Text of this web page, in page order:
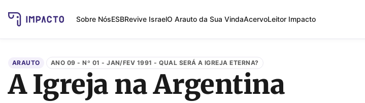
Sobre NósESBRevive IsraelO Arauto da Sua VindaAcervoLeitor Impacto
ARAUTO ANO 09 - Nº 01 - JAN/FEV 1991 - QUAL SERÁ A IGREJA ETERNA?
A Igreja na Argentina